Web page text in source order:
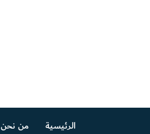
الرئيسية من نحن